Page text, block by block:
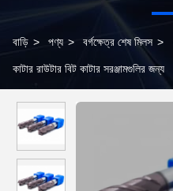
বাড়ি > পণ্য > বর্গক্ষেত্র শেষ মিলস >
কাটার রাউটার বিট কাটার সরঞ্জামগুলির জন্য